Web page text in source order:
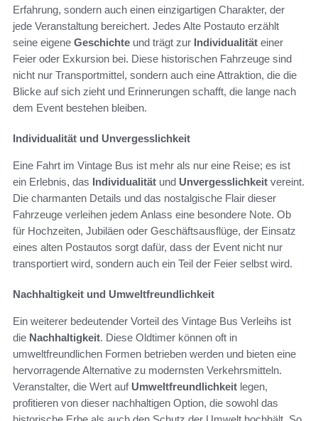
Erfahrung, sondern auch einen einzigartigen Charakter, der
jede Veranstaltung bereichert. Jedes Alte Postauto erzählt
seine eigene Geschichte und trägt zur Individualität einer
Feier oder Exkursion bei. Diese historischen Fahrzeuge sind
nicht nur Transportmittel, sondern auch eine Attraktion, die die
Blicke auf sich zieht und Erinnerungen schafft, die lange nach
dem Event bestehen bleiben.
Individualität und Unvergesslichkeit
Eine Fahrt im Vintage Bus ist mehr als nur eine Reise; es ist
ein Erlebnis, das Individualität und Unvergesslichkeit vereint.
Die charmanten Details und das nostalgische Flair dieser
Fahrzeuge verleihen jedem Anlass eine besondere Note. Ob
für Hochzeiten, Jubiläen oder Geschäftsausflüge, der Einsatz
eines alten Postautos sorgt dafür, dass der Event nicht nur
transportiert wird, sondern auch ein Teil der Feier selbst wird.
Nachhaltigkeit und Umweltfreundlichkeit
Ein weiterer bedeutender Vorteil des Vintage Bus Verleihs ist
die Nachhaltigkeit. Diese Oldtimer können oft in
umweltfreundlichen Formen betrieben werden und bieten eine
hervorragende Alternative zu modernsten Verkehrsmitteln.
Veranstalter, die Wert auf Umweltfreundlichkeit legen,
profitieren von dieser nachhaltigen Option, die sowohl das